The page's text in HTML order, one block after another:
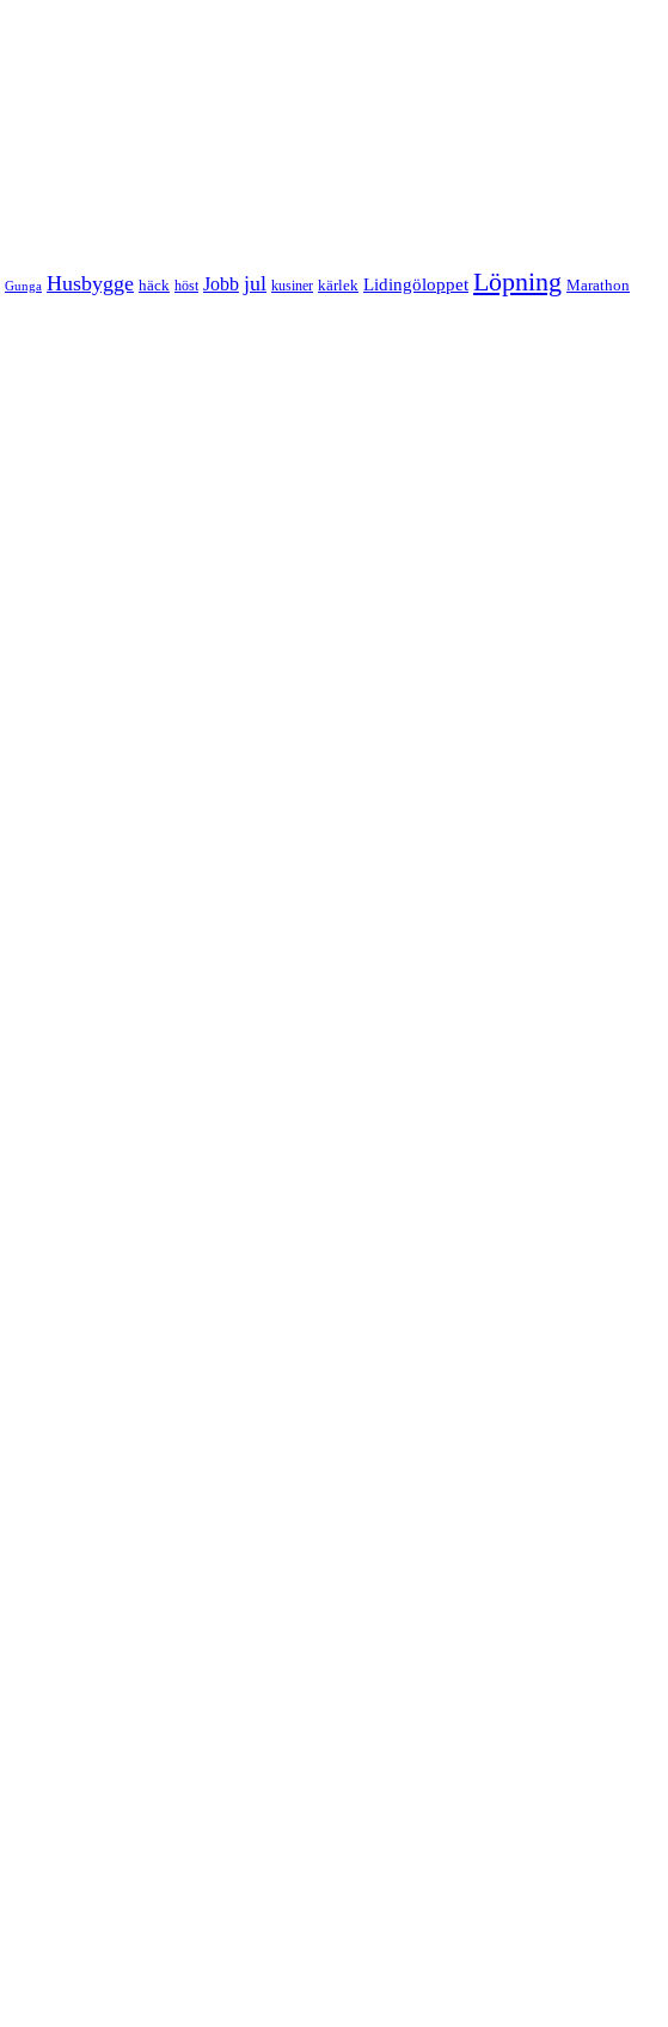
Gunga Husbygge häck höst Jobb jul kusiner kärlek Lidingöloppet Löpning Marathon